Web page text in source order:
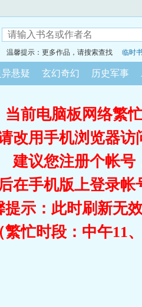
温馨提示：更多作品，请搜索查找 临时
异悬疑 玄幻奇幻 历史军事
当前电脑板网络繁
改用手机浏览器
建议您注册个帐号
在手机版上登录
提示：此时刷新无
繁忙时段：中午11